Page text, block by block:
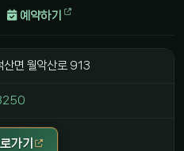
예약하기
산면 월악산로 913
가기